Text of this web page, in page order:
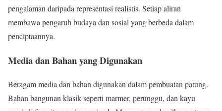
pengalaman daripada representasi realistis. Setiap aliran
membawa pengaruh budaya dan sosial yang berbeda dalam
penciptaannya.
Media dan Bahan yang Digunakan
Beragam media dan bahan digunakan dalam pembuatan patung.
Bahan bangunan klasik seperti marmer, perunggu, dan kayu